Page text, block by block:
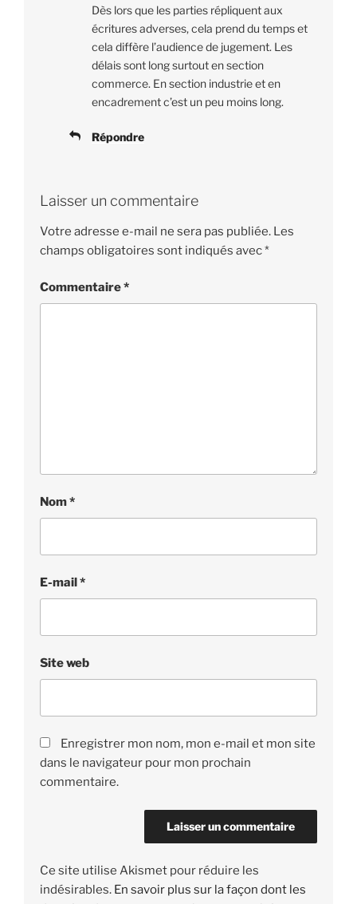
Dès lors que les parties répliquent aux
écritures adverses, cela prend du temps et
cela diffère l’audience de jugement. Les
délais sont long surtout en section
commerce. En section industrie et en
encadrement c’est un peu moins long.
Répondre
Laisser un commentaire
Votre adresse e-mail ne sera pas publiée. Les
champs obligatoires sont indiqués avec*
Commentaire*
Nom*
E-mail *
Site web
Enregistrer mon nom, mon e-mail et mon site
dans le navigateur pour mon prochain
commentaire.
Ce site utilise Akismet pour réduire les
indésirables. En savoir plus sur la façon dont les